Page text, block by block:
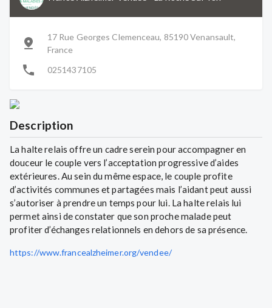
Description
La halte relais offre un cadre serein pour accompagner en
douceur le couple vers l’acceptation progressive d’aides
extérieures. Au sein du même espace, le couple profite
d’activités communes et partagées mais l’aidant peut aussi
s’autoriser à prendre un temps pour lui. La halte relais lui
permet ainsi de constater que son proche malade peut
profiter d’échanges relationnels en dehors de sa présence.
https://www.francealzheimer.org/vendee/
17 Rue Georges Clemenceau, 85190 Venansault,
France
0251437105